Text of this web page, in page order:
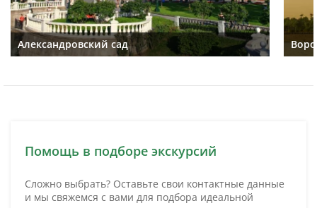
Александровский сад
Помощь в подборе экскурсий
Сложно выбрать? Оставьте свои контактные данные
и мы свяжемся с вами для подбора идеальной